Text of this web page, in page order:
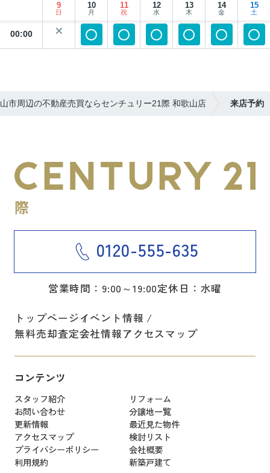
9
日
10
月
11
祝
12
水
13
木
14
金
15
土
00:00
市周辺の不動産売買ならセンチュリー21際 和歌山店 来店予約
0120-555-635
営業時間：9:00～19:00定休日：水曜
トップページイベント情報
無料売却査定会社情報アクセスマップ
コンテンツ
スタッフ紹介
リフォーム
お問い合わせ
分譲地一覧
更新情報
最近見た物件
アクセスマップ
検討リスト
プライバシーポリシー
会社概要
利用規約
新築戸建て